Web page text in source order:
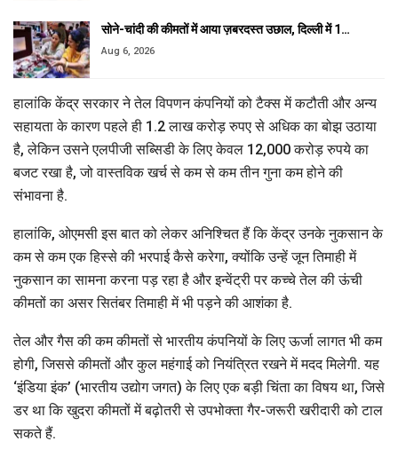
सोने-चांदी की कीमतों में आया ज़बरदस्त उछाल, दिल्ली में 1…
Aug 6, 2026
हालांकि केंद्र सरकार ने तेल विपणन कंपनियों को टैक्स में कटौती और अन्य
सहायता के कारण पहले ही 1.2 लाख करोड़ रुपए से अधिक का बोझ उठाया
है, लेकिन उसने एलपीजी सब्सिडी के लिए केवल 12,000 करोड़ रुपये का
बजट रखा है, जो वास्तविक खर्च से कम से कम तीन गुना कम होने की
संभावना है.
हालांकि, ओएमसी इस बात को लेकर अनिश्चित हैं कि केंद्र उनके नुकसान के
कम से कम एक हिस्से की भरपाई कैसे करेगा, क्योंकि उन्हें जून तिमाही में
नुकसान का सामना करना पड़ रहा है और इन्वेंट्री पर कच्चे तेल की ऊंची
कीमतों का असर सितंबर तिमाही में भी पड़ने की आशंका है.
तेल और गैस की कम कीमतों से भारतीय कंपनियों के लिए ऊर्जा लागत भी कम
होगी, जिससे कीमतों और कुल महंगाई को नियंत्रित रखने में मदद मिलेगी. यह
‘इंडिया इंक’ (भारतीय उद्योग जगत) के लिए एक बड़ी चिंता का विषय था, जिसे
डर था कि खुदरा कीमतों में बढ़ोतरी से उपभोक्ता गैर-जरूरी खरीदारी को टाल
सकते हैं.